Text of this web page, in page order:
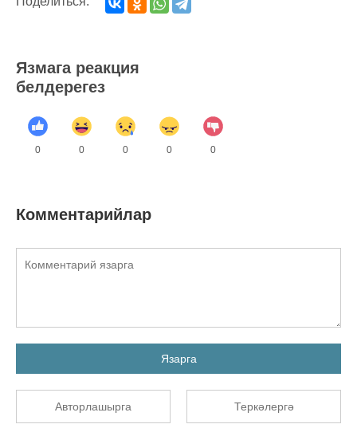
Язмага реакция
белдерегез
0 0 0 0 0
Комментарийлар
Язарга
Авторлашырга Теркәлергә